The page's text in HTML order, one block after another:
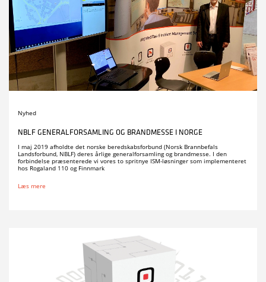
Nyhed
NBLF GENERALFORSAMLING OG BRANDMESSE I NORGE
I maj 2019 afholdte det norske beredskabsforbund (Norsk Brannbefals
Landsforbund, NBLF) deres årlige generalforsamling og brandmesse. I den
forbindelse præsenterede vi vores to spritnye ISM-løsninger som implementeret
hos Rogaland 110 og Finnmark
Læs mere